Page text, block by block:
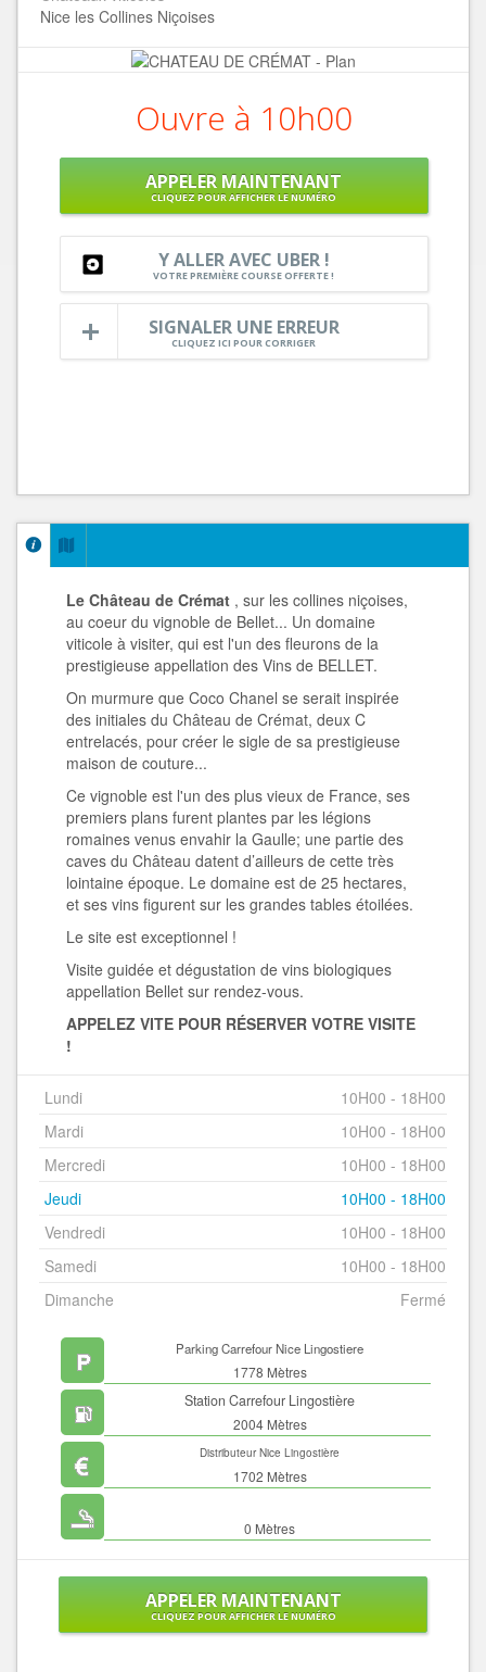
Nice les Collines Niçoises
Ouvre à 10h00
APPELER MAINTENANT
CLIQUEZ POUR AFFICHER LE NUMÉRO
Y ALLER AVEC UBER !
VOTRE PREMIÈRE COURSE OFFERTE !
SIGNALER UNE ERREUR
CLIQUEZ ICI POUR CORRIGER
Le Château de Crémat , sur les collines niçoises,
au coeur du vignoble de Bellet... Un domaine
viticole à visiter, qui est l'un des fleurons de la
prestigieuse appellation des Vins de BELLET.
On murmure que Coco Chanel se serait inspirée
des initiales du Château de Crémat, deux C
entrelacés, pour créer le sigle de sa prestigieuse
maison de couture...
Ce vignoble est l'un des plus vieux de France, ses
premiers plans furent plantes par les légions
romaines venus envahir la Gaulle; une partie des
caves du Château datent d’ailleurs de cette très
lointaine époque. Le domaine est de 25 hectares,
et ses vins figurent sur les grandes tables étoilées.
Le site est exceptionnel !
Visite guidée et dégustation de vins biologiques
appellation Bellet sur rendez-vous.
APPELEZ VITE POUR RÉSERVER VOTRE VISITE
!
Lundi
10H00 - 18H00
Mardi
10H00 - 18H00
Mercredi
10H00 - 18H00
Jeudi
10H00 - 18H00
Vendredi
10H00 - 18H00
Samedi
10H00 - 18H00
Dimanche
Fermé
Parking Carrefour Nice Lingostiere
1778 Mètres
Station Carrefour Lingostière
2004 Mètres
Distributeur Nice Lingostière
1702 Mètres
0 Mètres
APPELER MAINTENANT
CLIQUEZ POUR AFFICHER LE NUMÉRO